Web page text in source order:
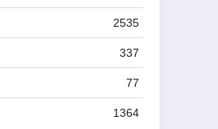
2535
337
77
1364